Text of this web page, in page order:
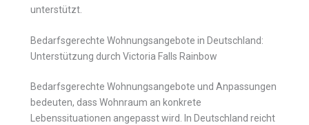
unterstützt.
Bedarfsgerechte Wohnungsangebote in Deutschland:
Unterstützung durch Victoria Falls Rainbow
Bedarfsgerechte Wohnungsangebote und Anpassungen
bedeuten, dass Wohnraum an konkrete
Lebenssituationen angepasst wird. In Deutschland reicht